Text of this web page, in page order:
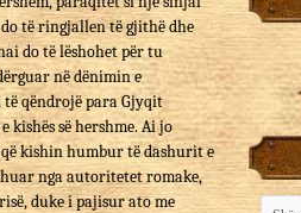
të ringjallen të gjithë dhe
do të lëshohet për tu
në dënimin e
qëndrojë para Gjyqit
së hershme. Ai jo
kishin humbur të dashurit e
nga autoritetet romake,
duke i pajisur ato me